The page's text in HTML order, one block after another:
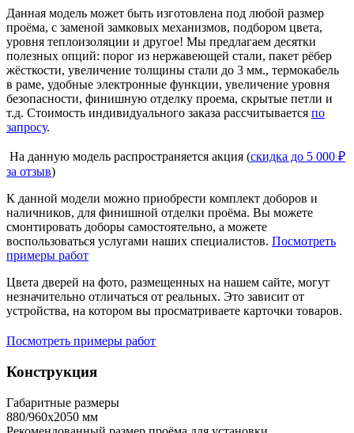
Данная модель может быть изготовлена под любой размер
проёма, с заменой замковых механизмов, подбором цвета,
уровня теплоизоляции и другое! Мы предлагаем десятки
полезных опций: порог из нержавеющей стали, пакет рёбер
жёсткости, увеличение толщины стали до 3 мм., термокабель
в раме, удобные электронные функции, увеличение уровня
безопасности, финишную отделку проема, скрытые петли и
т.д. Стоимость индивидуального заказа рассчитывается по
запросу.
На данную модель распространяется акция (скидка до 5 000 ₽
за отзыв)
К данной модели можно приобрести комплект доборов и
наличников, для финишной отделки проёма. Вы можете
смонтировать доборы самостоятельно, а можете
воспользоваться услугами наших специалистов. Посмотреть
примеры работ
Цвета дверей на фото, размещенных на нашем сайте, могут
незначительно отличаться от реальных. Это зависит от
устройства, на котором вы просматриваете карточки товаров.
Посмотреть примеры работ
Конструкция
Габаритные размеры
880/960х2050 мм